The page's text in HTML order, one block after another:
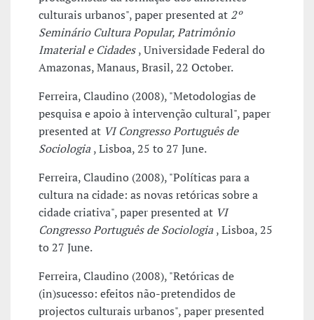
culturais urbanos", paper presented at 2º
Seminário Cultura Popular, Patrimônio
Imaterial e Cidades, Universidade Federal do
Amazonas, Manaus, Brasil, 22 October.
Ferreira, Claudino (2008), "Metodologias de
pesquisa e apoio à intervenção cultural", paper
presented at VI Congresso Português de
Sociologia, Lisboa, 25 to 27 June.
Ferreira, Claudino (2008), "Políticas para a
cultura na cidade: as novas retóricas sobre a
cidade criativa", paper presented at VI
Congresso Português de Sociologia, Lisboa, 25
to 27 June.
Ferreira, Claudino (2008), "Retóricas de
(in)sucesso: efeitos não-pretendidos de
projectos culturais urbanos", paper presented